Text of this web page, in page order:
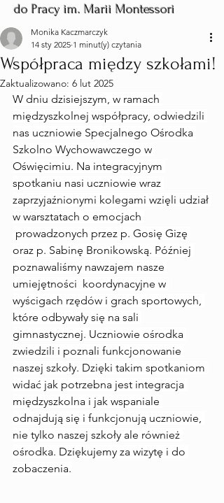
do Pracy im. Marii Montessori
Współpraca między szkołami!
Monika Kaczmarczyk
14 sty 2025 1 minut(y) czytania
Zaktualizowano: 6 lut 2025
W dniu dzisiejszym, w ramach
międzyszkolnej współpracy, odwiedzili
nas uczniowie Specjalnego Ośrodka
Szkolno Wychowawczego w
Oświęcimiu. Na integracyjnym
spotkaniu nasi uczniowie wraz
zaprzyjaźnionymi kolegami wzięli udział
w warsztatach o emocjach
prowadzonych przez p. Gosię Gizę
oraz p. Sabinę Bronikowską. Później
poznawaliśmy nawzajem nasze
umiejętności  koordynacyjne w
wyścigach rzędów i grach sportowych,
które odbywały się na sali
gimnastycznej. Uczniowie ośrodka
zwiedzili i poznali funkcjonowanie
naszej szkoły. Dzięki takim spotkaniom
widać jak potrzebna jest integracja
międzyszkolna i jak wspaniale
odnajdują się i funkcjonują uczniowie,
nie tylko naszej szkoły ale również
ośrodka. Dziękujemy za wizytę i do
zobaczenia.